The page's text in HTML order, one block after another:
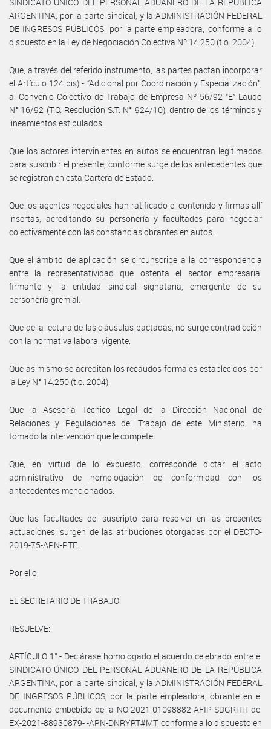
ARGENTINA, por la parte sindical, y la ADMINISTRACIÓN FEDERAL
DE INGRESOS PÚBLICOS, por la parte empleadora, conforme a lo
dispuesto en la Ley de Negociación Colectiva Nº 14.250 (t.o. 2004).
Que, a través del referido instrumento, las partes pactan incorporar
el Artículo 124 bis) - “Adicional por Coordinación y Especialización”,
al Convenio Colectivo de Trabajo de Empresa Nº 56/92 “E” Laudo
N° 16/92 (T.O. Resolución S.T. N° 924/10), dentro de los términos y
lineamientos estipulados.
Que los actores intervinientes en autos se encuentran legitimados
para suscribir el presente, conforme surge de los antecedentes que
se registran en esta Cartera de Estado.
Que los agentes negociales han ratificado el contenido y firmas allí
insertas, acreditando su personería y facultades para negociar
colectivamente con las constancias obrantes en autos.
Que el ámbito de aplicación se circunscribe a la correspondencia
entre la representatividad que ostenta el sector empresarial
firmante y la entidad sindical signataria, emergente de su
personería gremial.
Que de la lectura de las cláusulas pactadas, no surge contradicción
con la normativa laboral vigente.
Que asimismo se acreditan los recaudos formales establecidos por
la Ley N° 14.250 (t.o. 2004).
Que la Asesoría Técnico Legal de la Dirección Nacional de
Relaciones y Regulaciones del Trabajo de este Ministerio, ha
tomado la intervención que le compete.
Que, en virtud de lo expuesto, corresponde dictar el acto
administrativo de homologación de conformidad con los
antecedentes mencionados.
Que las facultades del suscripto para resolver en las presentes
actuaciones, surgen de las atribuciones otorgadas por el DECTO-
2019-75-APN-PTE.
Por ello,
EL SECRETARIO DE TRABAJO
RESUELVE:
ARTÍCULO 1°.- Declárase homologado el acuerdo celebrado entre el
SINDICATO ÚNICO DEL PERSONAL ADUANERO DE LA REPÚBLICA
ARGENTINA, por la parte sindical, y la ADMINISTRACIÓN FEDERAL
DE INGRESOS PÚBLICOS, por la parte empleadora, obrante en el
documento embebido de la NO-2021-01098882-AFIP-SDGRHH del
EX-2021-88930879- -APN-DNRYRT#MT, conforme a lo dispuesto en